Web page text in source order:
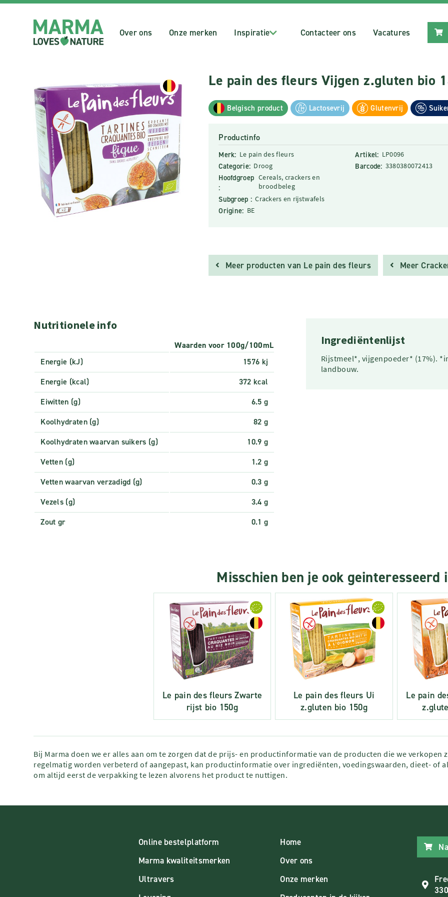
Over ons Onze merken Inspiratie Contacteer ons Vacatures
Le pain des fleurs Vijgen z.gluten bio
Belgisch product Lactosevrij Glutenvrij
Productinfo
Merk: Le pain des fleurs
Categorie: Droog
Hoofdgroep
:
Cereals, crackers en
broodbeleg
Subgroep : Crackers en rijstwafels
Origine: BE
Artikel: LP0096
Barcode: 3380380072413
Meer producten van Le pain des fleurs Meer
Nutritionele info
Waarden voor 100g/100mL
Energie (kJ)
1576 kj
Energie (kcal)
372 kcal
Eiwitten (g)
6.5 g
Koolhydraten (g)
82 g
Koolhydraten waarvan suikers (g)
10.9 g
Vetten (g)
1.2 g
Vetten waarvan verzadigd (g)
0.3 g
Vezels (g)
3.4 g
Zout gr
0.1 g
Ingrediëntenlijst
Rijstmeel*, vijgenpoeder* (17%).
landbouw.
Misschien ben je ook geinteresseerd
Le pain des fleurs Zwarte
rijst bio 150g
Le pain des fleurs Ui
z.gluten bio 150g
Le pain
Bij Marma doen we er alles aan om te zorgen dat de prijs- en productinformatie van de producten die we
regelmatig worden verbeterd of aangepast, kan productinformatie over ingrediënten, voedingswaarden, dieet- of
om altijd eerst de verpakking te lezen alvorens het product te nuttigen.
Online bestelplatform
Marma kwaliteitsmerken
Ultravers
Home
Over ons
Onze merken